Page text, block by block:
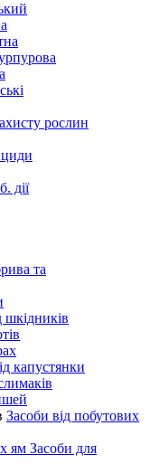
рослин
дії
та
шкідників
капустянки
Засоби від побутових
Засоби для